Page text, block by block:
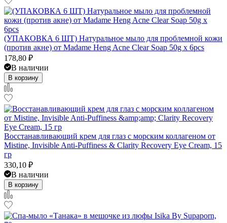
(УПАКОВКА 6 ШТ) Натуральное мыло для проблемной кожи
(против акне) от Madame Heng Acne Clear Soap 50g x 6pcs
178,80 ₽
В наличии
В корзину
Восстанавливающий крем для глаз с морским коллагеном от
Mistine, Invisible Anti-Puffiness & Clarity Recovery Eye Cream, 15
гр
330,10 ₽
В наличии
В корзину